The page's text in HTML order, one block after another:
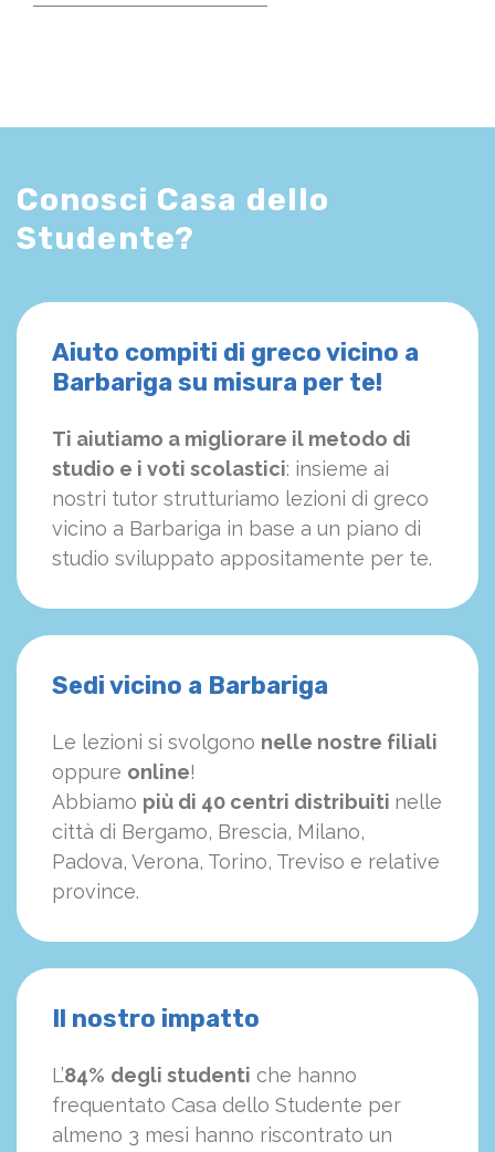
Conosci Casa dello
Studente?
Aiuto compiti di greco vicino a
Barbariga su misura per te!
Ti aiutiamo a migliorare il metodo di
studio e i voti scolastici: insieme ai
nostri tutor strutturiamo lezioni di greco
vicino a Barbariga in base a un piano di
studio sviluppato appositamente per te.
Sedi vicino a Barbariga
Le lezioni si svolgono nelle nostre filiali
oppure online!
Abbiamo più di 40 centri distribuiti nelle
città di Bergamo, Brescia, Milano,
Padova, Verona, Torino, Treviso e relative
province.
Il nostro impatto
L’84% degli studenti che hanno
frequentato Casa dello Studente per
almeno 3 mesi hanno riscontrato un